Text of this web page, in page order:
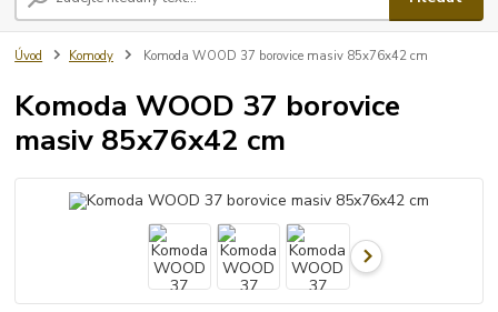
Úvod Komody Komoda WOOD 37 borovice masiv 85x76x42 cm
Komoda WOOD 37 borovice
masiv 85x76x42 cm